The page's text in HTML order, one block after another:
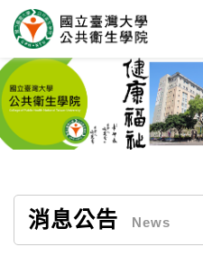
消息公告 News